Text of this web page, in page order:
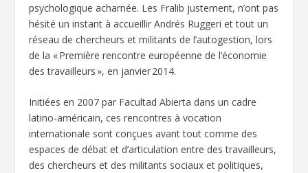
psychologique acharnée. Les Fralib justement, n’ont pas
hésité un instant à accueillir Andrés Ruggeri et tout un
réseau de chercheurs et militants de l’autogestion, lors
de la « Première rencontre européenne de l’économie
des travailleurs », en janvier 2014.
Initiées en 2007 par Facultad Abierta dans un cadre
latino-américain, ces rencontres à vocation
internationale sont conçues avant tout comme des
espaces de débat et d’articulation entre des travailleurs,
des chercheurs et des militants sociaux et politiques,